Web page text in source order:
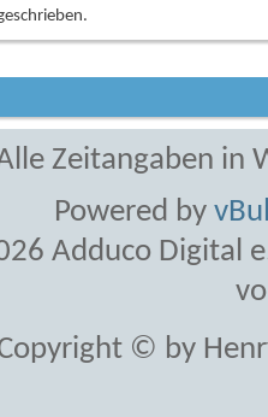
Zeitangaben in
Powered by
Adduco Digital
© by